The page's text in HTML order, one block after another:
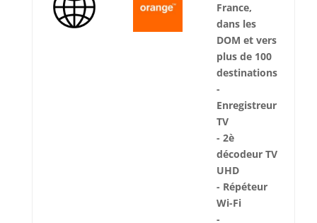
France,
dans les
DOM et vers
plus de 100
destinations
-
Enregistreur
TV
- 2è
décodeur TV
UHD
- Répéteur
Wi-Fi
-